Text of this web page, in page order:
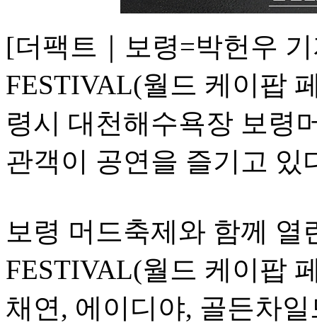
[더팩트｜보령=박헌우
FESTIVAL(월드 케이팝
령시 대천해수욕장 보령
관객이 공연을 즐기고 있
보령 머드축제와 함께 열
FESTIVAL(월드 케이팝
채연, 에이디야, 골든차